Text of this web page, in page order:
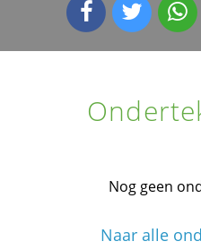
Nog geen
Naar alle